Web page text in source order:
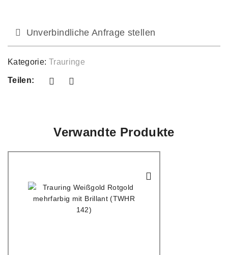
Unverbindliche Anfrage stellen
Kategorie: Trauringe
Teilen:
Verwandte Produkte